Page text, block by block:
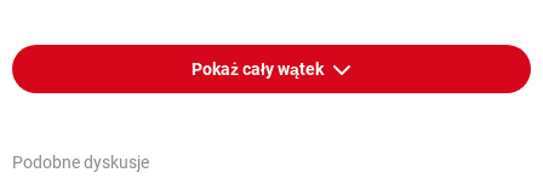
Pokaż cały wątek
Podobne dyskusje